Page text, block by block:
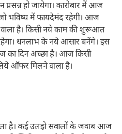
हो जायेगा। कारोबार में आज
भविष्य में फायदेमंद रहेगी। आज
है। किसी नये काम की शुरूआत
धनलाभ के नये आसार बनेंगे। इस
का दिन अच्छा है। आज किसी
ऑफर मिलने वाला है।
है। कई उलझे सवालों के जवाब आज